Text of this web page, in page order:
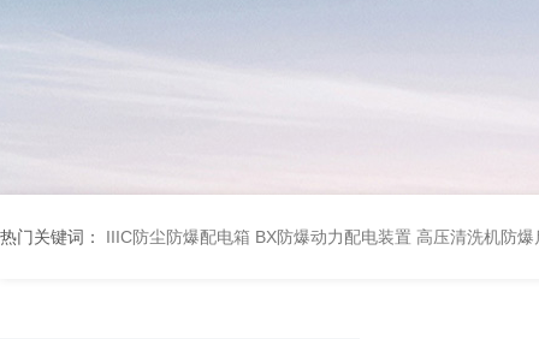
热门关键词： IIIC防尘防爆配电箱 BX防爆动力配电装置 高压清洗机防爆